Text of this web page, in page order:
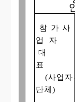
참 가 사
업 자
대
표
(사업자
단체)